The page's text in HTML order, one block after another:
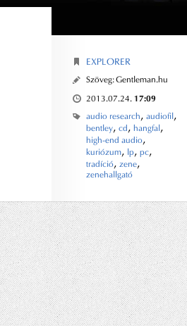
EXPLORER
Szöveg:Gentleman.hu
2013.07.24. 17:09
audio research, audiofil ,
bentley, cd , hangfal ,
high-end audio,
kuriózum, lp, pc,
tradíció, zene,
zenehallgató